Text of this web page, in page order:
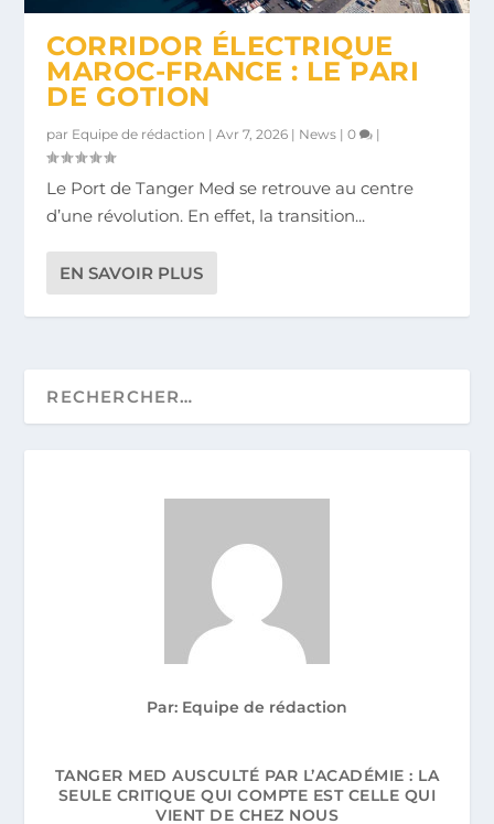
CORRIDOR ÉLECTRIQUE
MAROC-FRANCE : LE PARI
DE GOTION
par Equipe de rédaction |Avr 7, 2026 | News |0 |
Le Port de Tanger Med se retrouve au centre
d’une révolution. En effet, la transition...
EN SAVOIR PLUS
Par: Equipe de rédaction
TANGER MED AUSCULTÉ PAR L’ACADÉMIE : LA
SEULE CRITIQUE QUI COMPTE EST CELLE QUI
VIENT DE CHEZ NOUS